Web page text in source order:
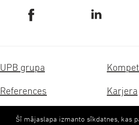
Šī mājaslapa izmanto sīkdatnes, kas
UPB grupa
References Karjera
Sertifikāti Ilgtspēja